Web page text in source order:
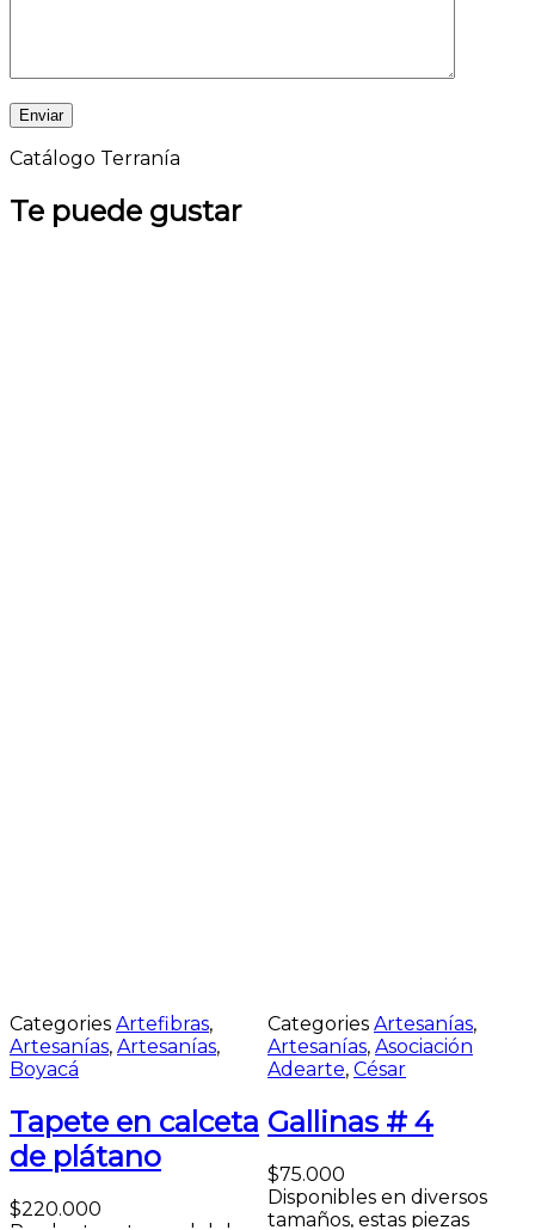
Catálogo Terranía
Te puede gustar
Categories Artefibras,
Artesanías, Artesanías,
Boyacá
Tapete en calceta
de plátano
$220.000
Categories Artesanías,
Artesanías, Asociación
Adearte, César
Gallinas # 4
$75.000
Disponibles en diversos
tamaños, estas piezas